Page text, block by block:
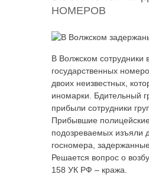
НОМЕРОВ
В Волжском сотрудники
государственных
двоих неизвестных,
иномарки. Бдительный
прибыли сотрудники
Прибывшие
подозреваемых изъяли
госномера,
Решается вопрос о
158 УК РФ – кража.